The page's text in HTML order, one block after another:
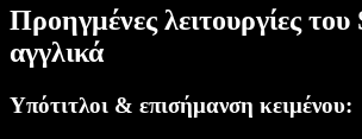
Προηγμένες λειτουργίες
αγγλικά
Υπότιτλοι & επισήμανση κειμένου: